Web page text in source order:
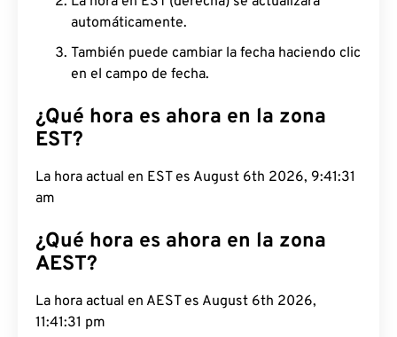
automáticamente.
También puede cambiar la fecha haciendo clic
en el campo de fecha.
¿Qué hora es ahora en la zona
EST?
La hora actual en EST es August 6th 2026, 9:41:32
am
¿Qué hora es ahora en la zona
AEST?
La hora actual en AEST es August 6th 2026,
11:41:32 pm